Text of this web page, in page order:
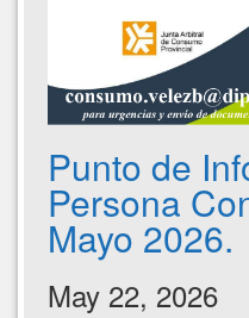
Punto de
Persona
Mayo 2026.
May 22, 2026